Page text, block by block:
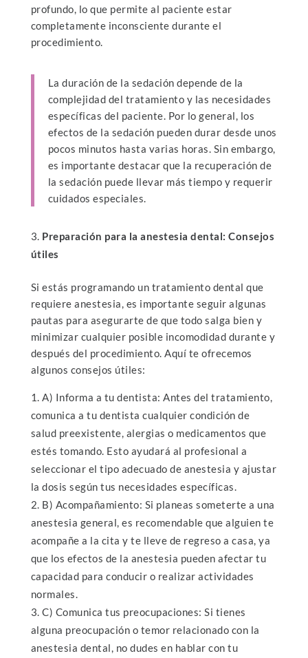
profundo, lo que permite al paciente estar
completamente inconsciente durante el
procedimiento.
La duración de la sedación depende de la
complejidad del tratamiento y las necesidades
específicas del paciente. Por lo general, los
efectos de la sedación pueden durar desde unos
pocos minutos hasta varias horas. Sin embargo,
es importante destacar que la recuperación de
la sedación puede llevar más tiempo y requerir
cuidados especiales.
Preparación para la anestesia dental: Consejos
útiles
Si estás programando un tratamiento dental que
requiere anestesia, es importante seguir algunas
pautas para asegurarte de que todo salga bien y
minimizar cualquier posible incomodidad durante y
después del procedimiento. Aquí te ofrecemos
algunos consejos útiles:
A) Informa a tu dentista: Antes del tratamiento,
comunica a tu dentista cualquier condición de
salud preexistente, alergias o medicamentos que
estés tomando. Esto ayudará al profesional a
seleccionar el tipo adecuado de anestesia y ajustar
la dosis según tus necesidades específicas.
B) Acompañamiento: Si planeas someterte a una
anestesia general, es recomendable que alguien te
acompañe a la cita y te lleve de regreso a casa, ya
que los efectos de la anestesia pueden afectar tu
capacidad para conducir o realizar actividades
normales.
C) Comunica tus preocupaciones: Si tienes
alguna preocupación o temor relacionado con la
anestesia dental, no dudes en hablar con tu